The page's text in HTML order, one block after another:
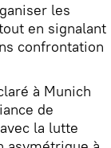
les
en signalant
confrontation
à Munich
de
la lutte